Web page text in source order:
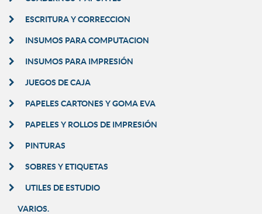
ESCRITURA Y CORRECCION
INSUMOS PARA COMPUTACION
INSUMOS PARA IMPRESIÓN
JUEGOS DE CAJA
PAPELES CARTONES Y GOMA EVA
PAPELES Y ROLLOS DE IMPRESIÓN
PINTURAS
SOBRES Y ETIQUETAS
UTILES DE ESTUDIO
VARIOS.